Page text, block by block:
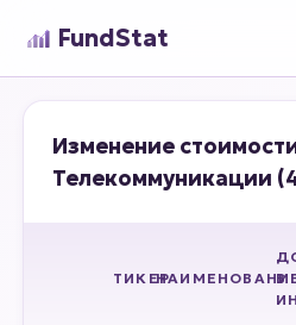
FundStat
Изменение
Телекоммуникации
ТИКЕР
В